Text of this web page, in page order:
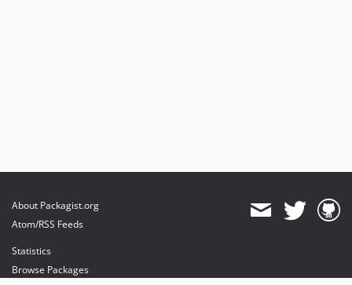
About Packagist.org
Atom/RSS Feeds
Statistics
Browse Packages